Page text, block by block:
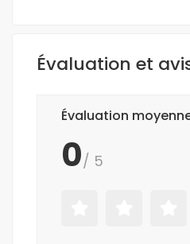
Évaluation et
Évaluation
0/ 5